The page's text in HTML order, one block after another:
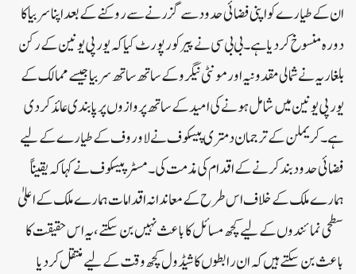
ان کے طیارے کو اپنی فضائی حدود سے گزرنے سے روکنے کے بعد اپنا سربیا کا
دورہ منسوخ کر دیا ہے۔بی بی سی نے پیر کو رپورٹ کیا کہ یورپی یونین کے رکن
بلغاریہ نے شمالی مقدونیہ اور مونٹی نیگرو کے ساتھ ساتھ سربیا جیسے ممالک کے
یورپی یونین میں شامل ہونے کی امید کے ساتھ پروازوں پر پابندی عائد کر دی
ہے۔کریملن کے ترجمان دمتری پیسکوف نے لاوروف کے طیارے کے لیے
فضائی حدود بند کرنے کے اقدام کی مذمت کی۔مسٹر پیسکوف نے کہاکہ یقیناً
ہمارے ملک کے خلاف اس طرح کے معاندانہ اقدامات ہمارے ملک کے اعلیٰ
سطحی نمائندوں کے لیے کچھ مسائل کا باعث نہیں بن سکتے، یہ اس حقیقت کا
باعث بن سکتے ہیں کہ ان رابطوں کا شیڈول کچھ وقت کے لیے منتقل کر دیا